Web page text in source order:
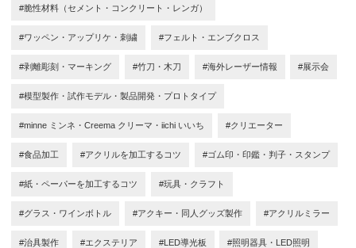
#脆性材料（セメント・コンクリート・レンガ）
#ワッペン・アップリケ・刺繍 #フェルト・エンブクロス
#剥離彫刻・マーキング #竹刀・木刀 #海外レーザー情報 #展示会
#模型製作・試作モデル・製品開発・プロトタイプ
#minne ミンネ・Creema クリーマ・iichi いいち #クリエーター
#食品加工 #アクリルを加工するコツ #ゴム印・印鑑・判子・スタンプ
#紙・ペーパーを加工するコツ #玩具・クラフト
#グラス・ワインボトル #アクキー・同人グッズ製作 #アクリルミラー
#治具製作 #エクステリア #LED導光板 #照明器具・LED照明